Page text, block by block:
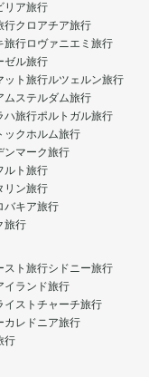
リア旅行
行クロアチア旅行
旅行ロヴァニエミ旅行
ゼル旅行
ット旅行ルツェルン旅行
ムステルダム旅行
ハ旅行ポルトガル旅行
ックホルム旅行
ンマーク旅行
ルト旅行
リン旅行
バキア旅行
旅行
スト旅行シドニー旅行
イランド旅行
イストチャーチ旅行
カレドニア旅行
行